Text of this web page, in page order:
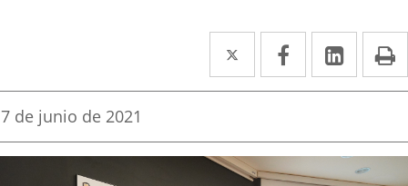
Twitter
Enlace
a
aplicación
externa.
Facebook
Enlace
a
aplicación
externa.
Enlace
a
Fecha
la
7 de junio de 2021